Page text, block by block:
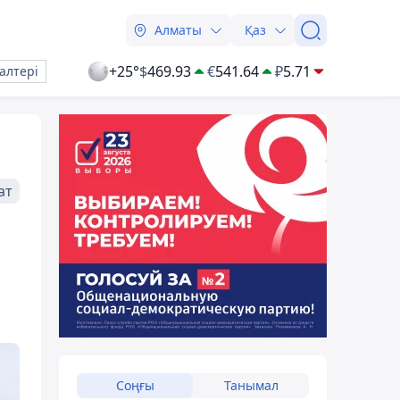
Алматы Қаз
+25°$469.93 €541.64 ₽5.71
Соңғы Танымал